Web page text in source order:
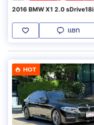
2016 BMW X1 2.0
แชท
HOT